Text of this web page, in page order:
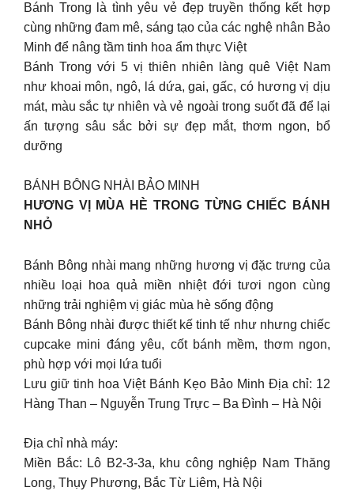
Bánh Trong là tình yêu vẻ đẹp truyền thống kết hợp
cùng những đam mê, sáng tạo của các nghệ nhân Bảo
Minh để nâng tầm tinh hoa ẩm thực Việt
Bánh Trong với 5 vị thiên nhiên làng quê Việt Nam
như khoai môn, ngô, lá dứa, gai, gấc, có hương vị dịu
mát, màu sắc tự nhiên và vẻ ngoài trong suốt đã để lại
ấn tượng sâu sắc bởi sự đẹp mắt, thơm ngon, bổ
dưỡng
BÁNH BÔNG NHÀI BẢO MINH
HƯƠNG VỊ MÙA HÈ TRONG TỪNG CHIẾC BÁNH
NHỎ
Bánh Bông nhài mang những hương vị đặc trưng của
nhiều loại hoa quả miền nhiệt đới tươi ngon cùng
những trải nghiệm vị giác mùa hè sống động
Bánh Bông nhài được thiết kế tinh tế như nhưng chiếc
cupcake mini đáng yêu, cốt bánh mềm, thơm ngon,
phù hợp với mọi lứa tuổi
Lưu giữ tinh hoa Việt Bánh Kẹo Bảo Minh Địa chỉ: 12
Hàng Than – Nguyễn Trung Trực – Ba Đình – Hà Nội
Địa chỉ nhà máy:
Miền Bắc: Lô B2-3-3a, khu công nghiệp Nam Thăng
Long, Thụy Phương, Bắc Từ Liêm, Hà Nội